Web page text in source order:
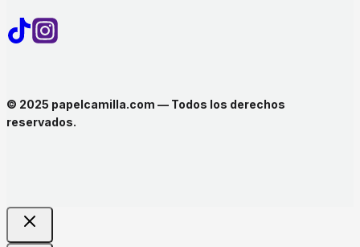
© 2025 papelcamilla.com — Todos los derechos
reservados.